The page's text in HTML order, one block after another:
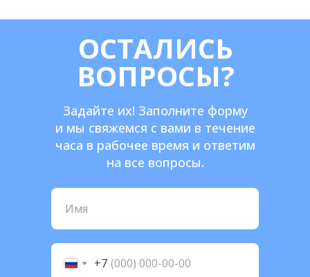
+7
ОСТАЛИСЬ
ВОПРОСЫ?
Задайте их! Заполните форму
и мы свяжемся с вами в течение
часа в рабочее время и ответим
на все вопросы.